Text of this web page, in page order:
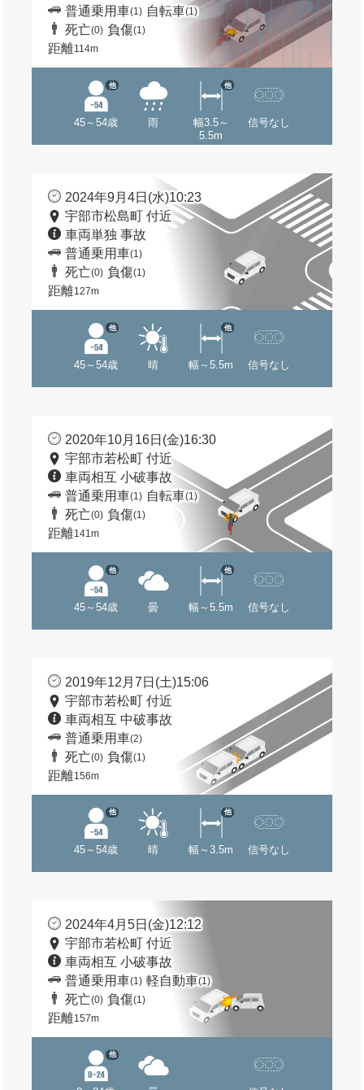
普通乗用車(1) 自転車(1)
死亡(0) 負傷(1)
距離114m
45～54歳
他
雨
幅3.5～
5.5m
他
信号なし
2024年9月4日(水)10:23
宇部市松島町 付近
車両単独 事故
普通乗用車(1)
死亡(0) 負傷(1)
距離127m
45～54歳
他
晴 幅～5.5m
他
信号なし
2020年10月16日(金)16:30
宇部市若松町 付近
車両相互 小破事故
普通乗用車(1) 自転車(1)
死亡(0) 負傷(1)
距離141m
45～54歳
他
曇 幅～5.5m
他
信号なし
2019年12月7日(土)15:06
宇部市若松町 付近
車両相互 中破事故
普通乗用車(2)
死亡(0) 負傷(1)
距離156m
45～54歳
他
晴 幅～3.5m
他
信号なし
2024年4月5日(金)12:12
宇部市若松町 付近
車両相互 小破事故
普通乗用車(1) 軽自動車(1)
死亡(0) 負傷(1)
距離157m
他